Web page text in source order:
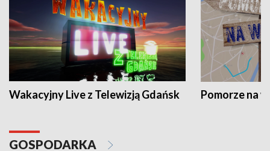
Wakacyjny Live z Telewizją Gdańsk Pomorze na
GOSPODARKA